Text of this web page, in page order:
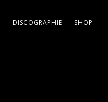
DISCOGRAPHIE SHOP